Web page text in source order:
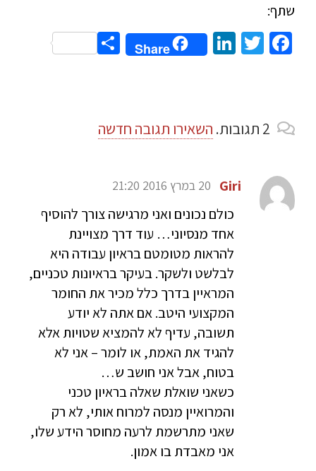
שתף:
Facebook
Twitter
LinkedIn
Share
Share
2 תגובות. השאירו תגובה חדשה
Giri 20 במרץ 2016 21:20
כולם נכונים ואני מרגישה צורך להוסיף
אחד מנסיוני… עוד דרך מצויינת
להראות מטומטם בראיון עבודה היא
לבלשט ולשקר. בעיקר בראיונות טכניים,
המראיין בדרך כלל מכיר את החומר
המקצועי היטב. אם אתה לא יודע
תשובה, עדיף לא להמציא שטויות אלא
להגיד את האמת, או לומר – אני לא
בטוח, אבל אני חושב ש…
כשאני שואלת שאלה בראיון טכני
והמרואיין מנסה למרוח אותי, לא רק
שאני מתרשמת לרעה מחוסר הידע שלו,
אני מאבדת בו אמון.